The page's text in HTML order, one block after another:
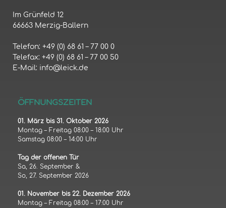
Im Grünfeld 12
66663 Merzig-Ballern
Telefon: +49 (0) 68 61 – 77 00 0
Telefax: +49 (0) 68 61 – 77 00 50
E-Mail: info@leick.de
ÖFFNUNGSZEITEN
01. März bis 31. Oktober 2026
Montag – Freitag 08:00 – 18:00 Uhr
Samstag 08:00 – 14:00 Uhr
Tag der offenen Tür
Sa, 26. September &
So, 27. September 2026
01. November bis 22. Dezember 2026
Montag – Freitag 08:00 – 17:00 Uhr